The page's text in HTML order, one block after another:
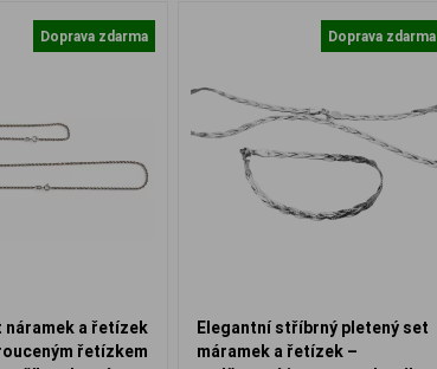
Doprava zdarma
a řetízek
řetízkem
Doprava zdarma
Elegantní stříbrný pletený set
máramek a řetízek –